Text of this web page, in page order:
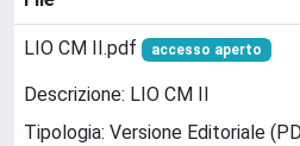
LIO CM II.pdf accesso aperto
Descrizione: LIO CM II
Tipologia: Versione Editoriale